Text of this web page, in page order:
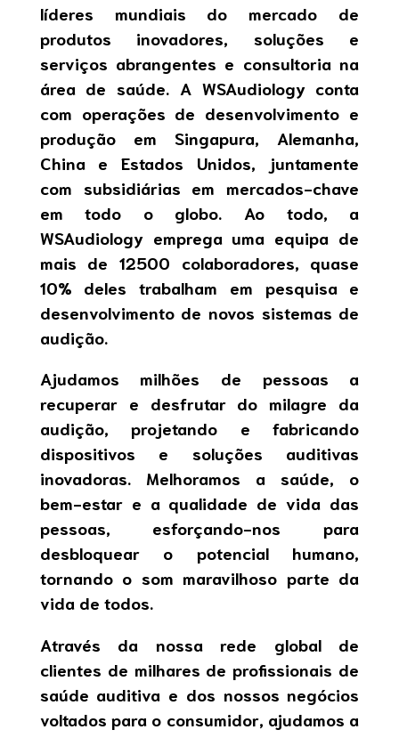
líderes mundiais do mercado de
produtos inovadores, soluções e
serviços abrangentes e consultoria na
área de saúde. A WSAudiology conta
com operações de desenvolvimento e
produção em Singapura, Alemanha,
China e Estados Unidos, juntamente
com subsidiárias em mercados-chave
em todo o globo. Ao todo, a
WSAudiology emprega uma equipa de
mais de 12500 colaboradores, quase
10% deles trabalham em pesquisa e
desenvolvimento de novos sistemas de
audição.
Ajudamos milhões de pessoas a
recuperar e desfrutar do milagre da
audição, projetando e fabricando
dispositivos e soluções auditivas
inovadoras. Melhoramos a saúde, o
bem-estar e a qualidade de vida das
pessoas, esforçando-nos para
desbloquear o potencial humano,
tornando o som maravilhoso parte da
vida de todos.
Através da nossa rede global de
clientes de milhares de profissionais de
saúde auditiva e dos nossos negócios
voltados para o consumidor, ajudamos a